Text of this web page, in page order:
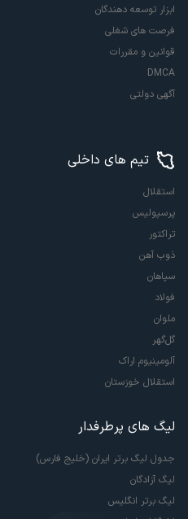
ابزار توسعه دهندگان
فرصت های شغلی
قوانین و مقررات
DMCA
آگهی دولتی
تیم های داخلی
استقلال
پرسپولیس
تراکتور
ذوب آهن
سپاهان
فولاد
ملوان
گل‌گهر
آلومینیوم اراک
استقلال خوزستان
لیگ های پرطرفدار
جدول لیگ برتر ایران (خلیج فارس)
لیگ آزادگان
لیگ برتر انگلیس
لالیگا اسپانیا